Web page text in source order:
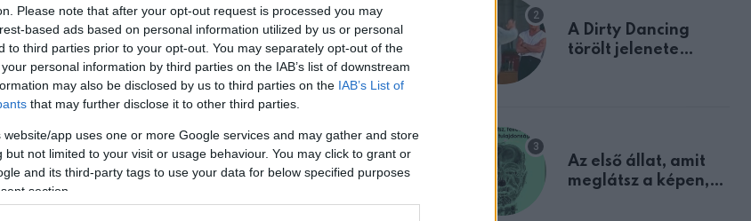
Please note that after your opt-out request is processed you may
based ads based on personal information utilized by us or personal
to third parties prior to your opt-out. You may separately opt-out of the
personal information by third parties on the IAB’s list of downstream
may also be disclosed by us to third parties on the IAB’s List of
that may further disclose it to other third parties.
website/app uses one or more Google services and may gather and store
but not limited to your visit or usage behaviour. You may click to grant or
and its third-party tags to use your data for below specified purposes
section.
A Dirty Dancing
törölt jelenete
Az első állat, amit
meglátsz a képen,